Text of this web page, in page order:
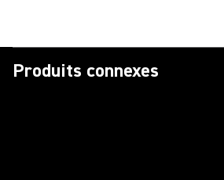
Produits connexes